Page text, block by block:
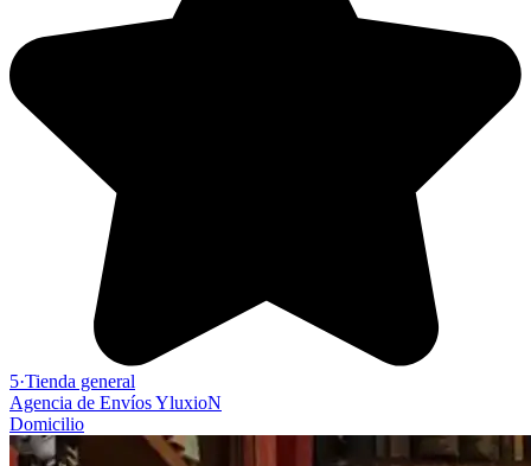
5·Tienda general
Agencia de Envíos YluxioN
Domicilio